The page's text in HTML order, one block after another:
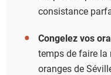
consistance
Congelez vos
temps de faire la
oranges de